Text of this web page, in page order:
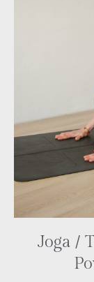
Joga /